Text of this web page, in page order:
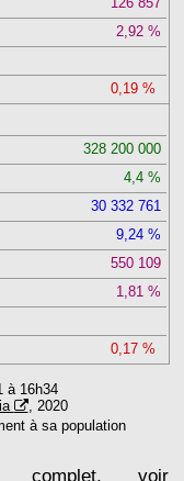
2,92
0,19
328 200 000
4,4
30 332 761
9,24
550 109
1,81
0,17
à 16h34
, 2020
à sa population
complet, voir